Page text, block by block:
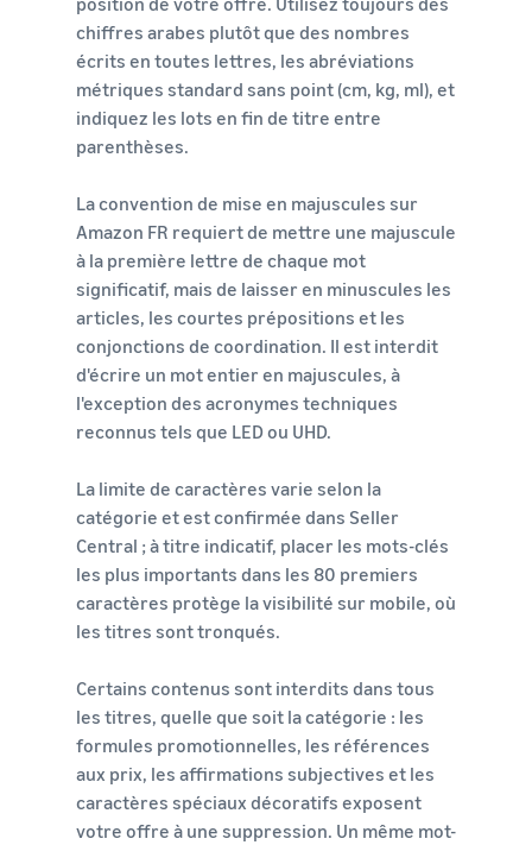
chiffres arabes plutôt que des nombres
écrits en toutes lettres, les abréviations
métriques standard sans point (cm, kg, ml), et
indiquez les lots en fin de titre entre
parenthèses.
La convention de mise en majuscules sur
Amazon FR requiert de mettre une majuscule
à la première lettre de chaque mot
significatif, mais de laisser en minuscules les
articles, les courtes prépositions et les
conjonctions de coordination. Il est interdit
d'écrire un mot entier en majuscules, à
l'exception des acronymes techniques
reconnus tels que LED ou UHD.
La limite de caractères varie selon la
catégorie et est confirmée dans Seller
Central ; à titre indicatif, placer les mots-clés
les plus importants dans les 80 premiers
caractères protège la visibilité sur mobile, où
les titres sont tronqués.
Certains contenus sont interdits dans tous
les titres, quelle que soit la catégorie : les
formules promotionnelles, les références
aux prix, les affirmations subjectives et les
caractères spéciaux décoratifs exposent
votre offre à une suppression. Un même mot-